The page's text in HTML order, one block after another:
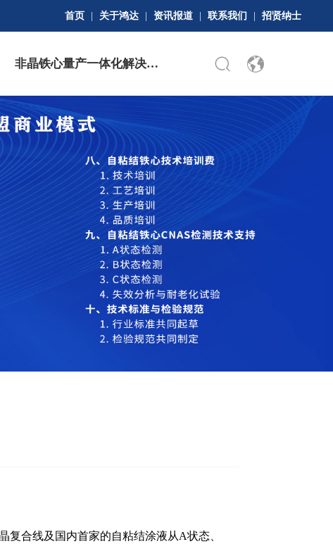
首页 关于鸿达 资讯报道 联系我们 招贤纳士
非晶铁心量产一体化解决方
案
复合线及国内首家的自粘结涂液从A状态、